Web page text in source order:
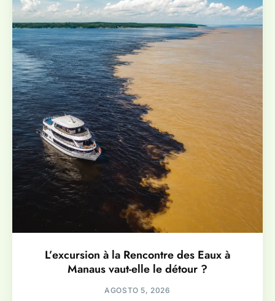
L’excursion à la Rencontre des Eaux à
Manaus vaut-elle le détour ?
AGOSTO 5, 2026